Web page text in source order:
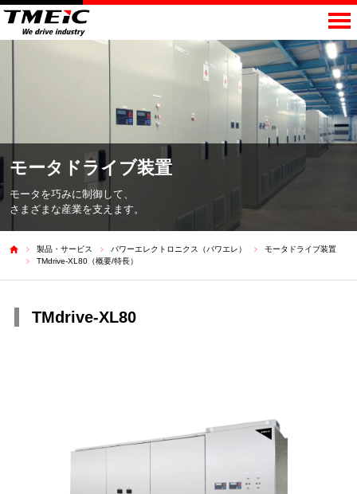
モータドライブ装置
モータを巧みに制御して、
さまざまな産業を支えます。
製品・サービス パワーエレクトロニクス（パワエレ）
モータドライブ装置
TMdrive-XL80（概要/特長）
TMdrive-XL80